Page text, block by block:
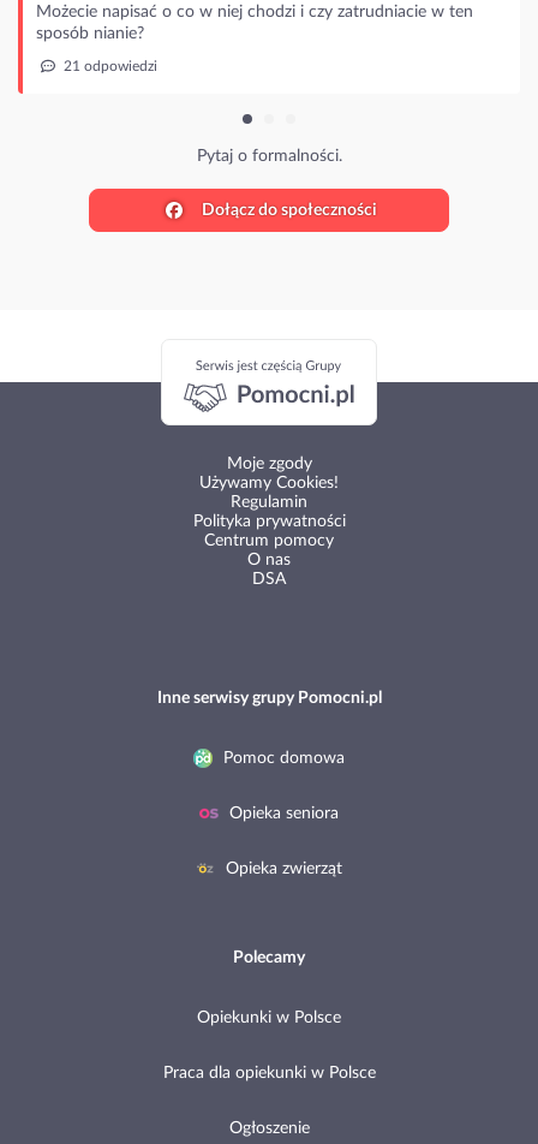
o co w niej chodzi i czy zatrudniacie w ten
Pytaj o formalności.
Dołącz do społeczności
Moje zgody
Używamy Cookies!
Regulamin
Polityka prywatności
Centrum pomocy
O nas
DSA
Inne serwisy grupy Pomocni.pl
Pomoc domowa
Opieka seniora
Opieka zwierząt
Polecamy
Opiekunki w Polsce
Praca dla opiekunki w Polsce
Ogłoszenie